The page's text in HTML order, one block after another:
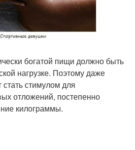
богатой пищи должно быть
нагрузке. Поэтому даже
стимулом для
отложений, постепенно
килограммы.